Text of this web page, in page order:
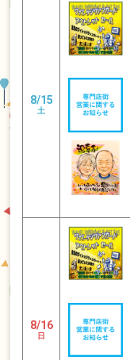
8/15
土
8/16
日